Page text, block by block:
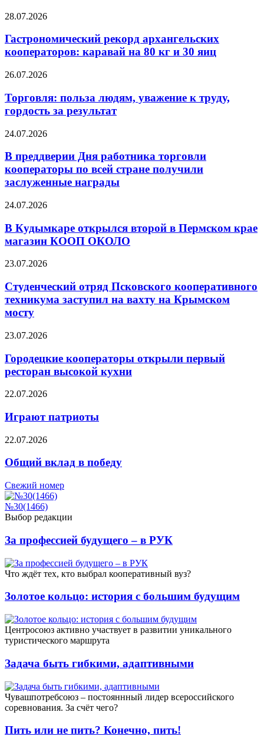
28.07.2026
Гастрономический рекорд архангельских
кооператоров: каравай на 80 кг и 30 яиц
26.07.2026
Торговля: польза людям, уважение к труду,
гордость за результат
24.07.2026
В преддверии Дня работника торговли
кооператоры по всей стране получили
заслуженные награды
24.07.2026
В Кудымкаре открылся второй в Пермском крае
магазин КООП ОКОЛО
23.07.2026
Студенческий отряд Псковского кооперативного
техникума заступил на вахту на Крымском
мосту
23.07.2026
Городецкие кооператоры открыли первый
ресторан высокой кухни
22.07.2026
Играют патриоты
22.07.2026
Общий вклад в победу
Свежий номер
№30(1466)
Выбор редакции
За профессией будущего – в РУК
Что ждёт тех, кто выбрал кооперативный вуз?
Золотое кольцо: история с большим будущим
Центросоюз активно участвует в развитии уникального
туристического маршрута
Задача быть гибкими, адаптивными
Чувашпотребсоюз – постояннный лидер всероссийского
соревнования. За счёт чего?
Пить или не пить? Конечно, пить!